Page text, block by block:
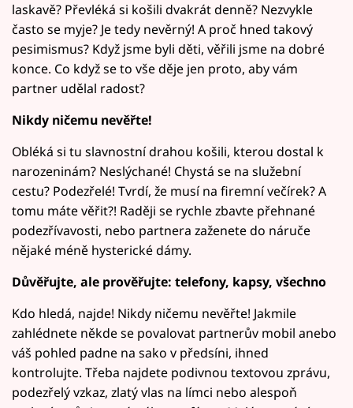
laskavě? Převléká si košili dvakrát denně? Nezvykle
často se myje? Je tedy nevěrný! A proč hned takový
pesimismus? Když jsme byli děti, věřili jsme na dobré
konce. Co když se to vše děje jen proto, aby vám
partner udělal radost?
Nikdy ničemu nevěřte!
Obléká si tu slavnostní drahou košili, kterou dostal k
narozeninám? Neslýchané! Chystá se na služební
cestu? Podezřelé! Tvrdí, že musí na firemní večírek? A
tomu máte věřit?! Raději se rychle zbavte přehnané
podezřívavosti, nebo partnera zaženete do náruče
nějaké méně hysterické dámy.
Důvěřujte, ale prověřujte: telefony, kapsy, všechno
Kdo hledá, najde! Nikdy ničemu nevěřte! Jakmile
zahlédnete někde se povalovat partnerův mobil anebo
váš pohled padne na sako v předsíni, ihned
kontrolujte. Třeba najdete podivnou textovou zprávu,
podezřelý vzkaz, zlatý vlas na límci nebo alespoň